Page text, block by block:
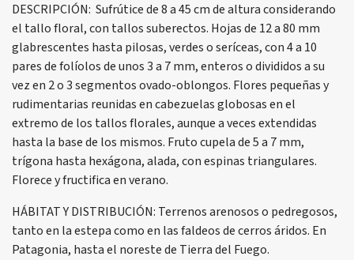
DESCRIPCIÓN: Sufrútice de 8 a 45 cm de altura considerando
el tallo floral, con tallos suberectos. Hojas de 12 a 80 mm
glabrescentes hasta pilosas, verdes o seríceas, con 4 a 10
pares de folíolos de unos 3 a 7 mm, enteros o divididos a su
vez en 2 o 3 segmentos ovado-oblongos. Flores pequeñas y
rudimentarias reunidas en cabezuelas globosas en el
extremo de los tallos florales, aunque a veces extendidas
hasta la base de los mismos. Fruto cupela de 5 a 7 mm,
trígona hasta hexágona, alada, con espinas triangulares.
Florece y fructifica en verano.
HÁBITAT Y DISTRIBUCIÓN: Terrenos arenosos o pedregosos,
tanto en la estepa como en las faldeos de cerros áridos. En
Patagonia, hasta el noreste de Tierra del Fuego.